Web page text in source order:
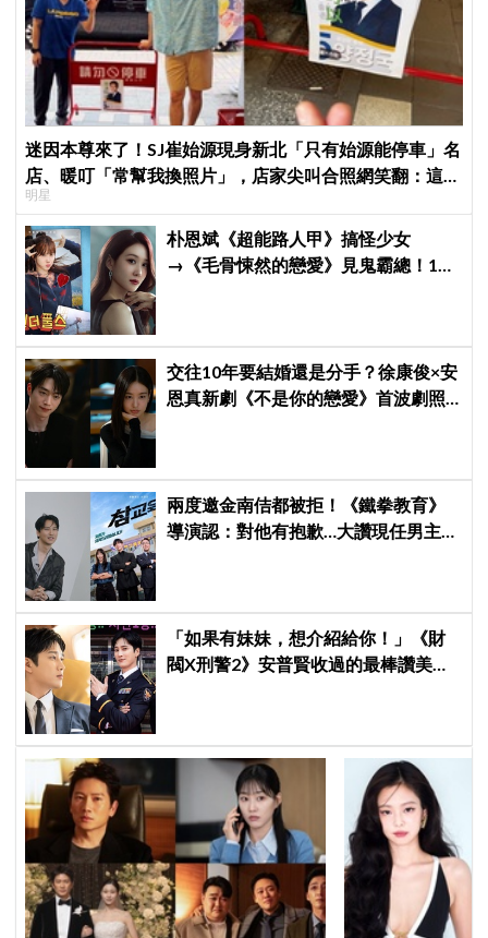
迷因本尊來了！SJ崔始源現身新北「只有始源能停車」名
店、暖叮「常幫我換照片」，店家尖叫合照網笑翻：這輩
子不能脫粉了
明星
朴恩斌《超能路人甲》搞怪少女
→《毛骨悚然的戀愛》見鬼霸總！180
交往10年要結婚還是分手？徐康俊×安
恩真新劇《不是你的戀愛》首波劇照
兩度邀金南佶都被拒！《鐵拳教育》
導演認：對他有抱歉…大讚現任男主金
「如果有妹妹，想介紹給你！」《財
閥X刑警2》安普賢收過的最棒讚美，